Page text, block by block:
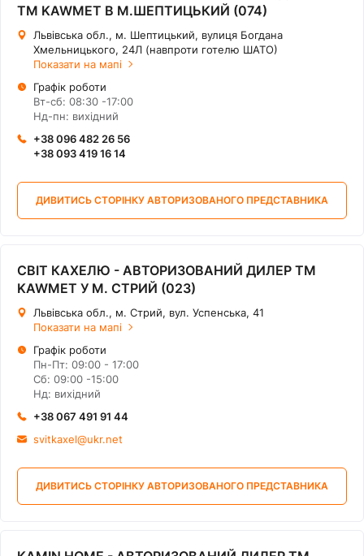
ТМ KAWMET В М.ШЕПТИЦЬКИЙ (074)
Львівська обл., м. Шептицький, вулиця Богдана
Хмельницького, 24Л (навпроти готелю ШАТО)
Показати на мапі
Графік роботи
Вт-сб: 08:30 -17:00
Нд-пн: вихідний
+38 096 482 26 56
+38 093 419 16 14
ДИВИТИСЬ СТОРІНКУ АВТОРИЗОВАНОГО ПРЕДСТАВНИКА
СВІТ КАХЕЛЮ - АВТОРИЗОВАНИЙ ДИЛЕР ТМ
KAWMET У М. СТРИЙ (023)
Львівська обл., м. Стрий, вул. Успенська, 41
Показати на мапі
Графік роботи
Пн-Пт: 09:00 - 17:00
Сб: 09:00 -15:00
Нд: вихідний
+38 067 491 91 44
svitkaxel@ukr.net
ДИВИТИСЬ СТОРІНКУ АВТОРИЗОВАНОГО ПРЕДСТАВНИКА